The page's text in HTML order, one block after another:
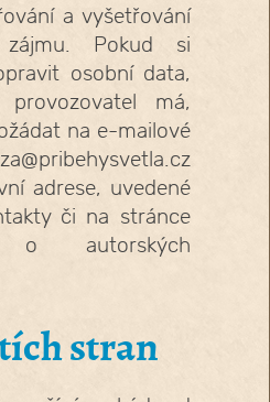
a vyšetřování
Pokud si
osobní data,
má,
na e-mailové
adrese, uvedené
či na stránce
o autorských
stran